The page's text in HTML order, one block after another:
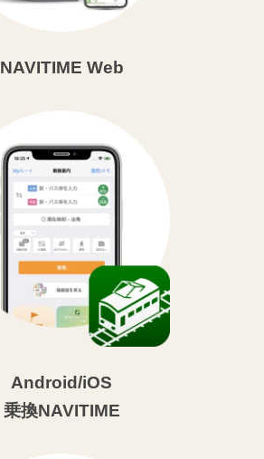
NAVITIME Web
Android/iOS
乗換NAVITIME